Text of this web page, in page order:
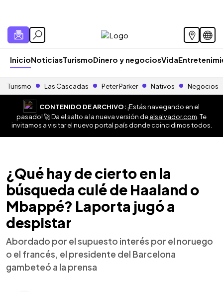
InicioNoticiasTurismoDinero y negociosVida
Turismo Las Cascadas Peter Parker Nativos Negocios
CONTENIDO DE ARCHIVO:¡Estás navegando en el
pasado! 🚀 Da el salto a la nueva versión deelsalvador.com . Te
invitamos a visitar el nuevo portal país donde coincidimos todos.
¿Qué hay de cierto en la
búsqueda culé de Haaland o
Mbappé? Laporta jugó a
despistar
Abordado por el supuesto interés por el noruego
o el francés, el presidente del Barcelona
gambeteó a la prensa